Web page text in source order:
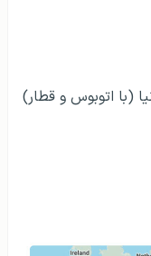
(با اتوبوس و قطار)